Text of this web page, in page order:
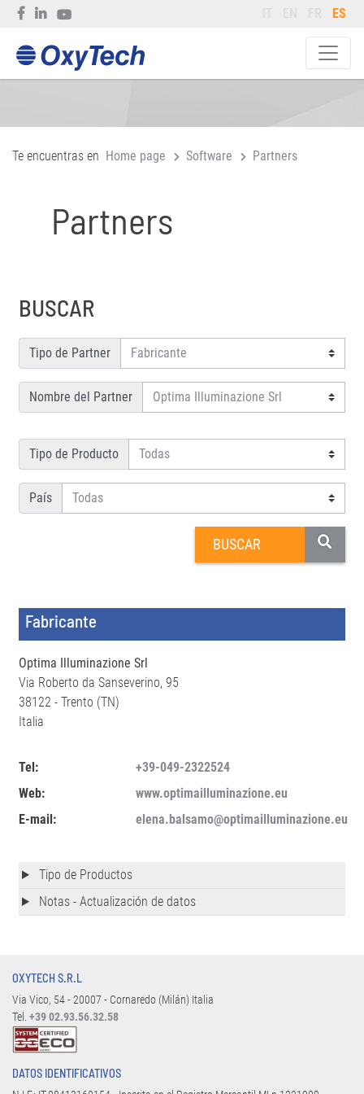
IT EN FR ES
Te encuentras en Home page Software Partners
Partners
BUSCAR
Tipo de Partner
Nombre del Partner
Tipo de Producto
País
Fabricante
Optima Illuminazione Srl
Via Roberto da Sanseverino, 95
38122 - Trento (TN)
Italia
Tel:
+39-049-2322524
Web:
www.optimailluminazione.eu
E-mail:
elena.balsamo@optimailluminazione.eu
Tipo de Productos
Notas - Actualización de datos
OXYTECH S.R.L
Via Vico, 54 - 20007 - Cornaredo (Milán) Italia
Tel. +39 02.93.56.32.58
DATOS IDENTIFICATIVOS